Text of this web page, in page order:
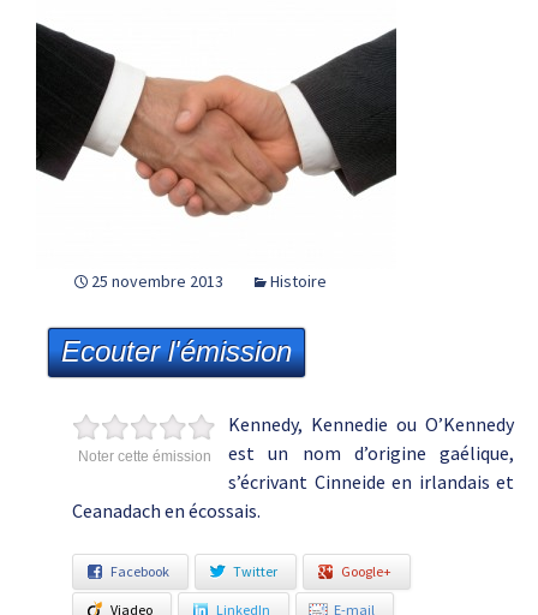
25 novembre 2013 Histoire
Ecouter l'émission
Noter cette émission
Kennedy, Kennedie ou O’Kennedy
est un nom d’origine gaélique,
s’écrivant Cinneide en irlandais et
Ceanadach en écossais.
Facebook Twitter Google+
Viadeo LinkedIn E-mail